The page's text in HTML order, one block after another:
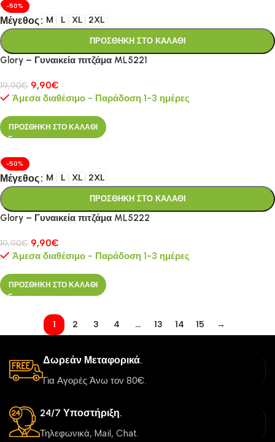
-50%
Μέγεθος M L XL 2XL
ΠΡΟΣΘΗΚΗ ΣΤΟ ΚΑΛΑΘΙ
Glory – Γυναικεία πιτζάμα ML5221
19,90€ 9,90€
Άμεσα διαθέσιμο - Παράδοση 1-3 ημέρες
ΠΡΟΣΘΗΚΗ ΣΤΟ ΚΑΛΑΘΙ
-50%
Μέγεθος M L XL 2XL
ΠΡΟΣΘΗΚΗ ΣΤΟ ΚΑΛΑΘΙ
Glory – Γυναικεία πιτζάμα ML5222
19,90€ 9,90€
Άμεσα διαθέσιμο - Παράδοση 1-3 ημέρες
ΠΡΟΣΘΗΚΗ ΣΤΟ ΚΑΛΑΘΙ
1 2 3 4 … 13 14 15 →
Δωρεάν Μεταφορικά.
Για Αγορές Άνω τον 80€.
24/7 Υποστήριξη.
Τηλεφωνικά, Mail, Chat.